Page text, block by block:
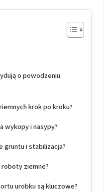
o powodzeniu
krok po kroku?
wykopy i nasypy?
gruntu i stabilizacja?
ziemne?
urobku są kluczowe?